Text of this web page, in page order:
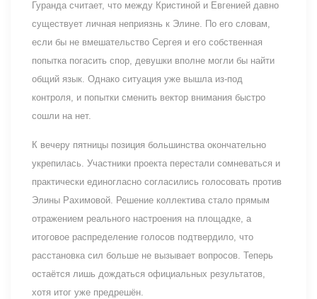
Гуранда считает, что между Кристиной и Евгенией давно
существует личная неприязнь к Элине. По его словам,
если бы не вмешательство Сергея и его собственная
попытка погасить спор, девушки вполне могли бы найти
общий язык. Однако ситуация уже вышла из-под
контроля, и попытки сменить вектор внимания быстро
сошли на нет.
К вечеру пятницы позиция большинства окончательно
укрепилась. Участники проекта перестали сомневаться и
практически единогласно согласились голосовать против
Элины Рахимовой. Решение коллектива стало прямым
отражением реального настроения на площадке, а
итоговое распределение голосов подтвердило, что
расстановка сил больше не вызывает вопросов. Теперь
остаётся лишь дождаться официальных результатов,
хотя итог уже предрешён.